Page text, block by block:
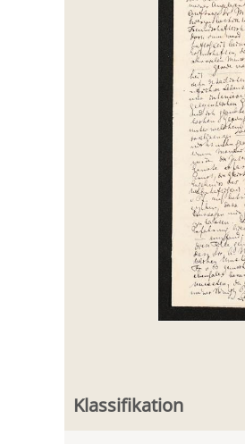
Klassifikation